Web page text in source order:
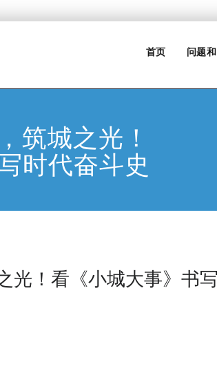
首页 问题
筑城之光！
时代奋斗史
光！看《小城大事》书